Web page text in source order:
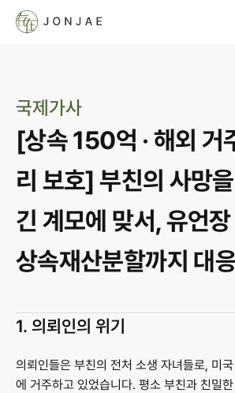
국제가사
[상속 150억 · 해외 거
리 보호] 부친의 사망
긴 계모에 맞서, 유언
상속재산분할까지 대
1. 의뢰인의 위기
의뢰인들은 부친의 전처 소생 자녀들로, 미
에 거주하고 있었습니다. 평소 부친과 친밀